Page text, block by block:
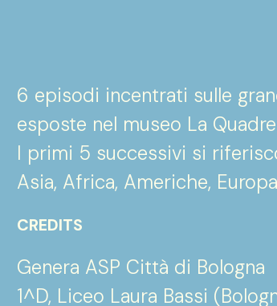
6 episodi incentrati sulle
esposte nel museo La
I primi 5 successivi si
Asia, Africa, Americhe,
CREDITS
Genera ASP Città di Bologna
1^D, Liceo Laura Bassi